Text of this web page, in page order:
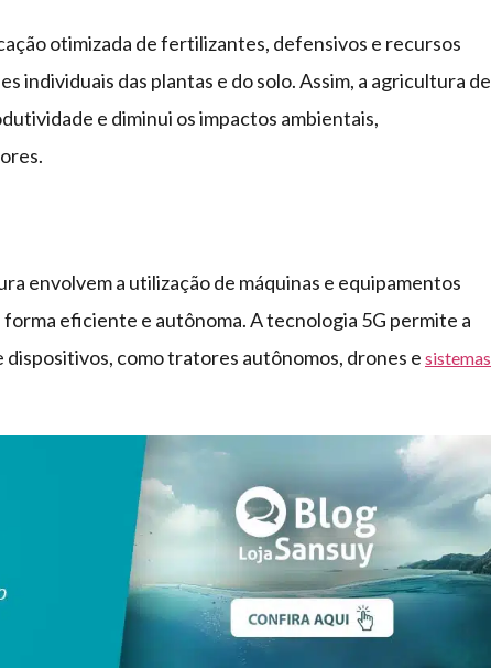
otimizada de fertilizantes, defensivos e recursos
individuais das plantas e do solo. Assim, a agricultura de
e diminui os impactos ambientais,
envolvem a utilização de máquinas e equipamentos
eficiente e autônoma. A tecnologia 5G permite a
como tratores autônomos, drones e sistemas